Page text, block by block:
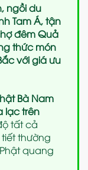
ngồi du
Tam Á, tận
đêm Quả
thức món
với giá ưu
Bà Nam
lạc trên
tất cả
thường
quang